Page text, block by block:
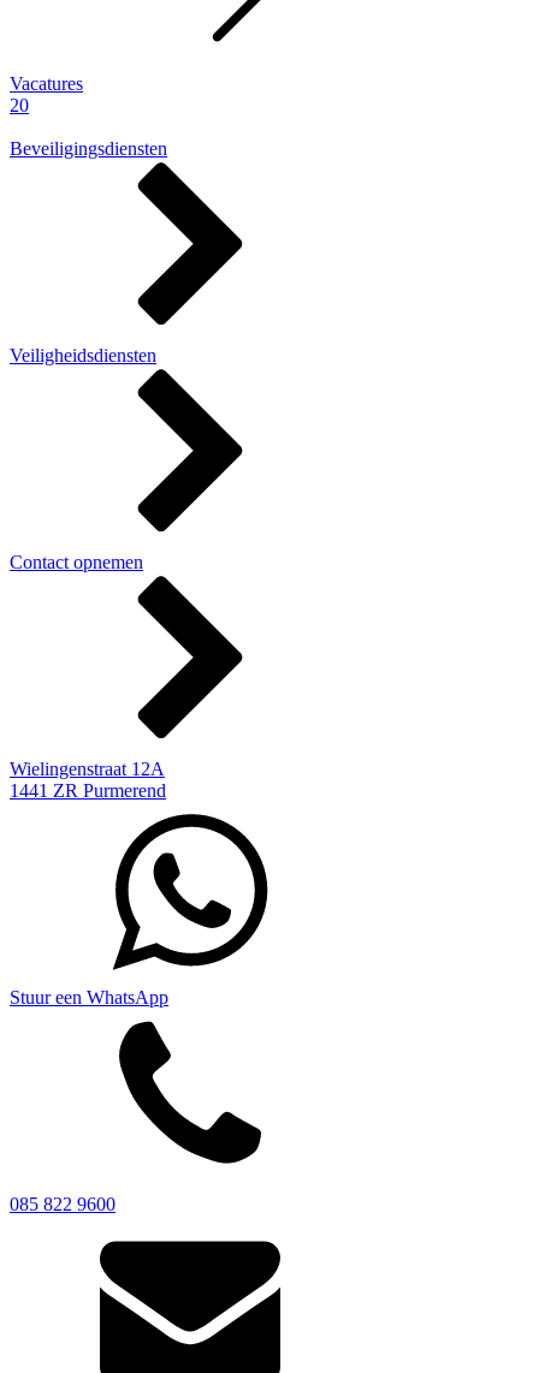
Vacatures
20
Beveiligingsdiensten
Veiligheidsdiensten
Contact opnemen
Wielingenstraat 12A
1441 ZR Purmerend
Stuur een WhatsApp
085 822 9600